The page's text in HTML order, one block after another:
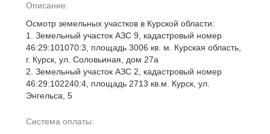
Описание:
Осмотр земельных участков в Курской области:
1. Земельный участок АЗС 9, кадастровый номер
46:29:101070:3, площадь 3006 кв. м. Курская область,
г. Курск, ул. Соловьиная, дом 27а
2. Земельный участок АЗС 2, кадастровый номер
46:29:102240:4, площадь 2713 кв.м. Курск, ул.
Энгельса, 5
Система оплаты: